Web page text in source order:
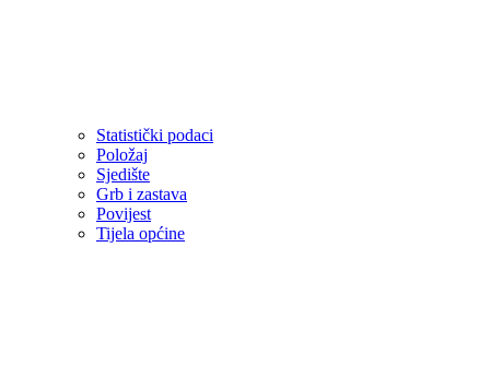
Statistički podaci
Položaj
Sjedište
Grb i zastava
Povijest
Tijela općine